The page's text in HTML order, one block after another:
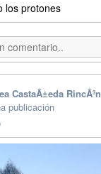
los protones
CastaÃ±eda RincÃ³n
publicación